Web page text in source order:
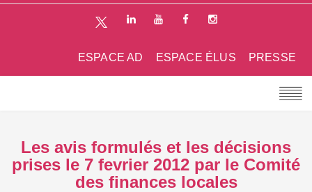
PRESSE
ESPACE ÉLUS
ESPACE AD
Les avis formulés et les décisions
prises le 7 fevrier 2012 par le Comité
des finances locales